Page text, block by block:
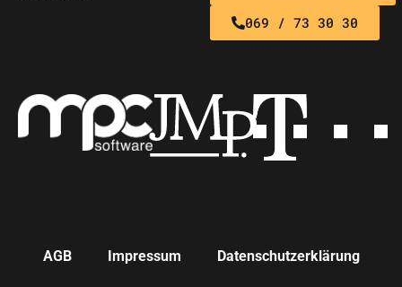
069 / 73 30 30
AGB Impressum Datenschutzerklärung